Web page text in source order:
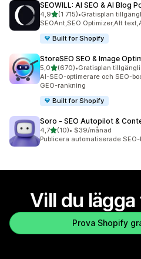
SEOWILL: AI SEO & AI Blog
4,9av 5 stjärnor
(1 715)
1715 recensioner totalt
•Gratisplan
SEOAnt,SEO Optimizer,Alt
Built for Shopify
StoreSEO SEO & Image
5,0av 5 stjärnor
(670)
670 recensioner totalt
•Gratisplan
AI-SEO-optimerare och SEO-
GEO-rankning
Built for Shopify
Soro ‑ SEO Autopilot &
4,7av 5 stjärnor
(10)
10 recensioner totalt
• $39/månad
Publicera automatiserade
Vill du
Prova Shopify